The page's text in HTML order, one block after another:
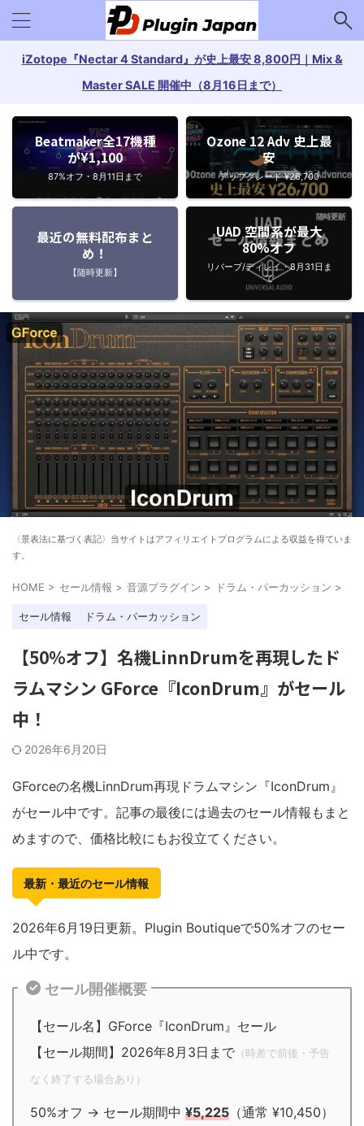
iZotope『Nectar 4 Standard』が史上最安 8,800円｜Mix &
Master SALE 開催中（8月16日まで）
Beatmaker全17機種
が¥1,100
87%オフ・8月11日まで
Ozone 12 Adv 史上最
安
アップグレード ¥26,700
最近の無料配布まと
め！
【随時更新】
UAD 空間系が最大
80%オフ
リバーブ/ディレイ・8月31日ま
で
〈景表法に基づく表記〉当サイトはアフィリエイトプログラムによる収益を得ていま
す。
HOME > セール情報 > 音源プラグイン > ドラム・パーカッション >
セール情報 ドラム・パーカッション
【50%オフ】名機LinnDrumを再現したド
ラムマシン GForce『IconDrum』がセール
中！
2026年6月20日
GForceの名機LinnDrum再現ドラムマシン『IconDrum』
がセール中です。記事の最後には過去のセール情報もまと
めますので、価格比較にもお役立てください。
最新・最近のセール情報
2026年6月19日更新。Plugin Boutiqueで50%オフのセー
ル中です。
セール開催概要
【セール名】GForce『IconDrum』セール
【セール期間】2026年8月3日まで （時差で前後・予告
なく終了する場合あり）
50%オフ → セール期間中 ¥5,225 （通常 ¥10,450）